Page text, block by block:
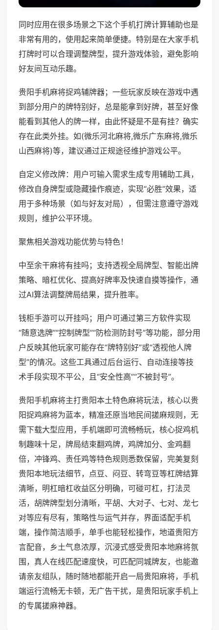
同时应用在很多场景之下这个手机打牌计算辅助也是
非常有用的，使用起来简单便捷。特别是在大家手机
打牌时可以合理调整牌型，提升游戏体验，避免影响
好友间互动乐趣。
贵阳手机麻将捉鸡辅牌器；一些玩家反映在游戏中遇
到部分用户的牌特别好，总是能拿到好牌，甚至好像
能看到其他人的牌一样，由此怀疑是不是有挂？确实
存在此类外挂。如(微乐河北麻将,微乐广东麻将,微乐
山西麻将)等，建议通过正规途径维护游戏公平。
自定义修改牌：用户可输入需求生成专用辅助工具，
修改自身牌型或隐藏操作痕迹，实现“必胜”效果，适
用于多种场景（如与好友对局），但需注意遵守游戏
规则，维护公平环境。
聚焦相关游戏功能优势与特色！
中至余干麻将有挂吗；支持透视全局牌型、智能出牌
策略、暗杠优化、提高好牌率及快速自摸等操作，通
过AI算法调整牌局结果，提升胜率。
钱柜手游可以开挂吗；用户可通过第三方软件实现
“随意选牌”“控制牌型”“防检测防封号”等功能，部分用
户反映其他玩家可能存在“牌特别好”或“透视他人牌
型”的情况。这些工具通过后台运行、自动连接等技
术手段实现不平公，且“安全性高”“不被封号”。
贵阳手机麻将主打贵阳本土特色麻将玩法，核心以贵
阳捉鸡麻将为蓝本，精准还原当地民间搓麻规则，无
需下载大型应用，手机端即可流畅畅玩，核心捉鸡机
制趣味十足，牌局结束翻鸡牌，鸡牌加分、金鸡翻
倍，冲锋鸡、责任鸡等特色规则悉数保留，完美复刻
贵阳本地玩法细节，点豆、闷豆、转弯豆等杠牌结算
清晰，明杠暗杠收益区分明确，可碰可杠，打法灵
活，胡牌牌型划分清晰，平胡、大对子、七对、龙七
对等应有尽有，策略性与运气并存，界面适配手机
端，操作简洁顺手，单手也能轻松操作，地道贵阳方
言配音，乡土气息浓厚，沉浸式感受贵阳本地麻将氛
围，真人在线匹配速度快，可匹配同城牌友，也能邀
请亲友组队，随时随地都能开启一局贵阳麻将，手机
端运行流畅无卡顿，无广告干扰，是贵阳玩家手机上
的专属搓麻神器。